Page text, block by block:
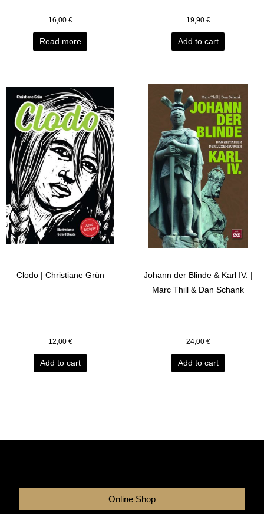
16,00 €
Read more
19,90 €
Add to cart
Clodo | Christiane Grün
12,00 €
Add to cart
Johann der Blinde & Karl IV. |
Marc Thill & Dan Schank
24,00 €
Add to cart
Online Shop